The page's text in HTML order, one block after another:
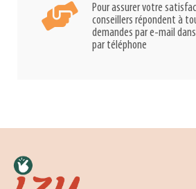
Pour assurer votre
conseillers répondent à
demandes par e-mail
par téléphone